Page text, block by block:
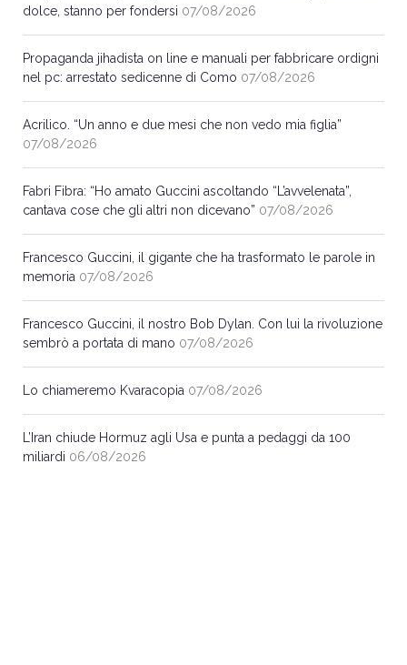
dolce, stanno per fondersi 07/08/2026
Propaganda jihadista on line e manuali per fabbricare ordigni
nel pc: arrestato sedicenne di Como 07/08/2026
Acrilico. “Un anno e due mesi che non vedo mia figlia”
07/08/2026
Fabri Fibra: “Ho amato Guccini ascoltando “L’avvelenata”,
cantava cose che gli altri non dicevano” 07/08/2026
Francesco Guccini, il gigante che ha trasformato le parole in
memoria 07/08/2026
Francesco Guccini, il nostro Bob Dylan. Con lui la rivoluzione
sembrò a portata di mano 07/08/2026
Lo chiameremo Kvaracopia 07/08/2026
L’Iran chiude Hormuz agli Usa e punta a pedaggi da 100
miliardi 06/08/2026